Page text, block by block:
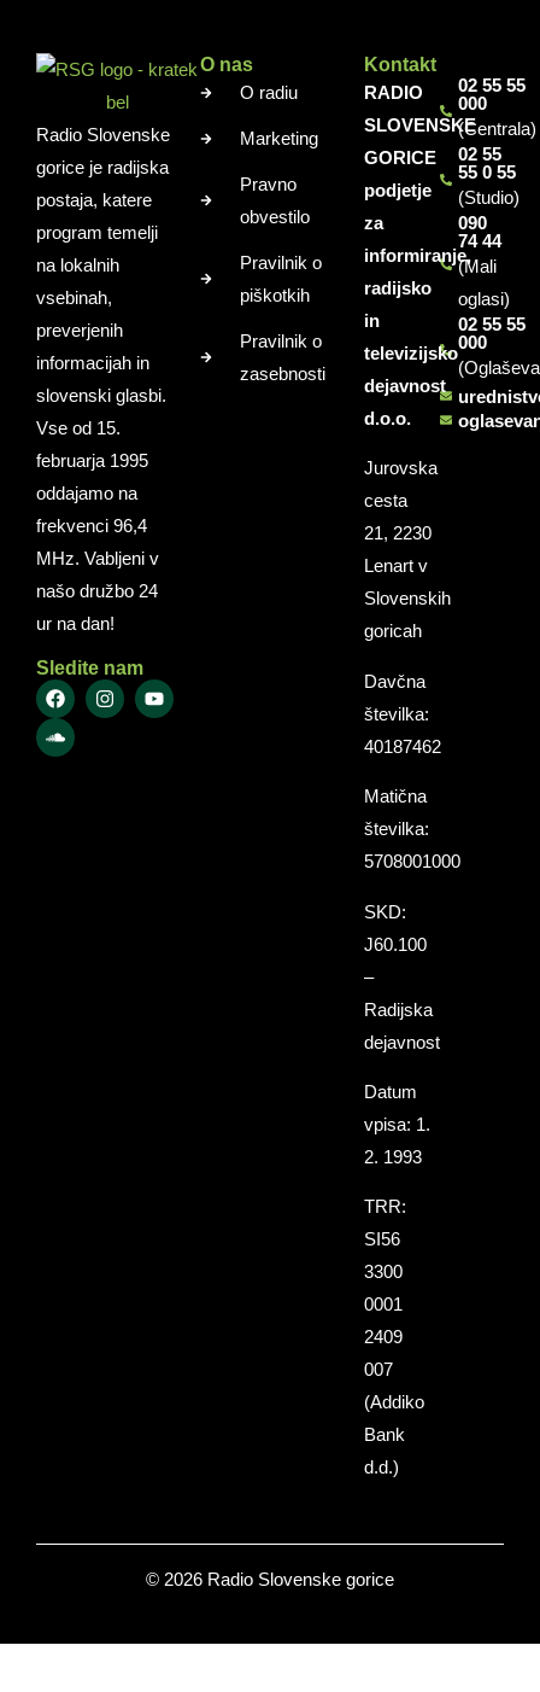
Radio Slovenske
gorice je radijska
postaja, katere
program temelji
na lokalnih
vsebinah,
preverjenih
informacijah in
slovenski glasbi.
Vse od 15.
februarja 1995
oddajamo na
frekvenci 96,4
MHz. Vabljeni v
našo družbo 24
ur na dan!
Sledite nam
O nas
O radiu
Marketing
Pravno
obvestilo
Pravilnik o
piškotkih
Pravilnik o
zasebnosti
Kontakt
RADIO
SLOVENSKE
GORICE
podjetje
za
informiranje,
radijsko
in
televizijsko
dejavnost
d.o.o.
Jurovska
cesta
21, 2230
Lenart v
Slovenskih
goricah
Davčna
številka:
40187462
Matična
številka:
5708001000
SKD:
J60.100
–
Radijska
dejavnost
Datum
vpisa: 1.
2. 1993
TRR:
SI56
3300
0001
2409
007
(Addiko
Bank
d.d.)
02 55 55
000
(Centrala)
02 55
55 0 55
(Studio)
090
74 44
(Mali
oglasi)
02 55 55
000
© 2026 Radio Slovenske gorice